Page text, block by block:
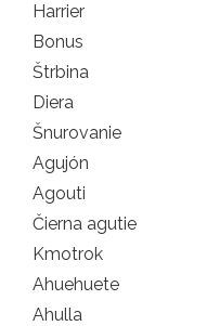
Harrier
Bonus
Štrbina
Diera
Šnurovanie
Agujón
Agouti
Čierna agutie
Kmotrok
Ahuehuete
Ahulla